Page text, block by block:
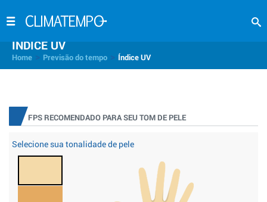
INDICE UV
Home Previsão do tempo Índice UV
FPS RECOMENDADO PARA SEU TOM DE PELE
Selecione sua tonalidade de pele